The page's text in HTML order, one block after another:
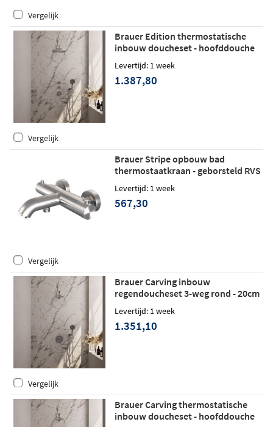
Vergelijk
Brauer Edition thermostatische
inbouw doucheset - hoofddouche
30cm - wandarm gebogen - ronde
handdouche - geborsteld RVS PVD
Levertijd: 1 week
1.387,80
Vergelijk
Brauer Stripe opbouw bad
thermostaatkraan - geborsteld RVS
Levertijd: 1 week
567,30
Vergelijk
Brauer Carving inbouw
regendoucheset 3-weg rond - 20cm
standen handdouche - wandhouder -
geborsteld RVS PVD
Levertijd: 1 week
1.351,10
Vergelijk
Brauer Carving thermostatische
inbouw doucheset - hoofddouche